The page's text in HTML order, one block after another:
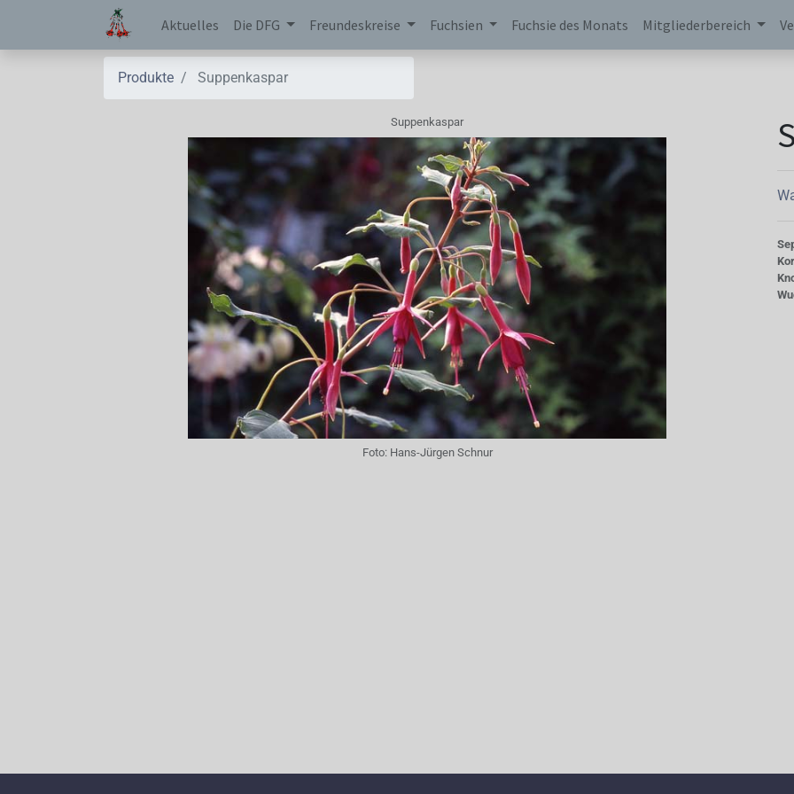
Aktuelles Die DFG Freundeskreise Fuchsien Fuchsie des Monats Mitgliederbereich
Produkte Suppenkaspar
Suppenkaspar
Foto: Hans-Jürgen Schnur